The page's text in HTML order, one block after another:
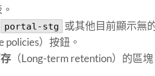
portal-stg
或其他目前顯示無
policies）按鈕。
（Long-term retention）的區塊